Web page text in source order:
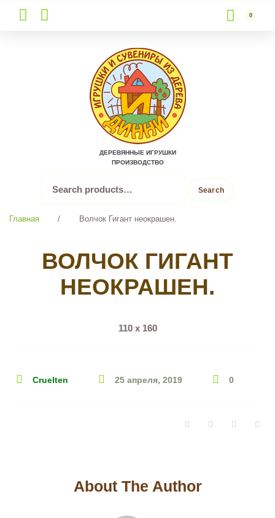
to
content
0
ДЕРЕВЯННЫЕ ИГРУШКИ
ПРОИЗВОДСТВО
for:
Search
Главная / Волчок Гигант неокрашен.
ВОЛЧОК ГИГАНТ
НЕОКРАШЕН.
110 х 160
Cruelten 25 апреля, 2019 0
FacebookTwitter Google+
About The Author